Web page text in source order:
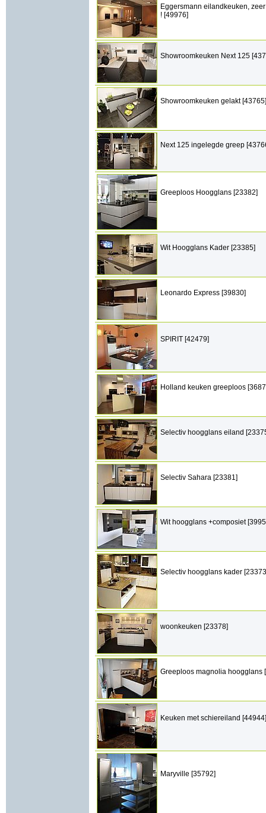
Eggersmann eilandkeuken,
! [49976]
Showroomkeuken Next 125
Showroomkeuken gelakt [43765]
Next 125 ingelegde greep
Greeploos Hoogglans [23382]
Wit Hoogglans Kader [23385]
Leonardo Express [39830]
SPIRIT [42479]
Holland keuken greeploos
Selectiv hoogglans eiland
Selectiv Sahara [23381]
Wit hoogglans +composiet
Selectiv hoogglans kader
woonkeuken [23378]
Greeploos magnolia hoogglans
Keuken met schiereiland [44944]
Maryville [35792]